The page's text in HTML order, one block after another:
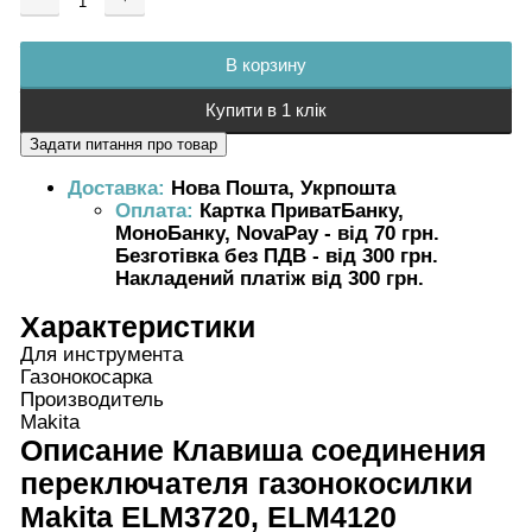
В корзину
Купити в 1 клік
Доставка: Нова Пошта, Укрпошта
Оплата: Картка ПриватБанку,
МоноБанку, NovaPay - від 70 грн.
Безготівка без ПДВ - від 300 грн.
Накладений платіж від 300 грн.
Характеристики
Для инструмента
Газонокосарка
Производитель
Makita
Описание Клавиша соединения
переключателя газонокосилки
Makita ELM3720, ELM4120